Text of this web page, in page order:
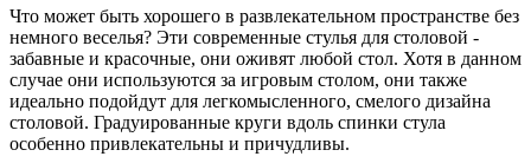
Что может быть хорошего в развлекательном пространстве без
немного веселья? Эти современные стулья для столовой -
забавные и красочные, они оживят любой стол. Хотя в данном
случае они используются за игровым столом, они также
идеально подойдут для легкомысленного, смелого дизайна
столовой. Градуированные круги вдоль спинки стула
особенно привлекательны и причудливы.